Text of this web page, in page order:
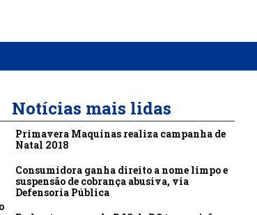
Notícias mais lidas
Primavera Maquinas realiza campanha de
Natal 2018
Consumidora ganha direito a nome limpo e
suspensão de cobrança abusiva, via
Defensoria Pública